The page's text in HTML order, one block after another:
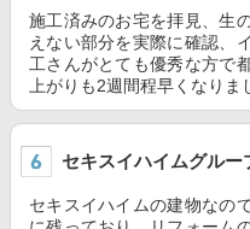
施工済みのお宅を拝見、生
えない部分を実際に確認、
工さんがとても優秀な方で
上がりも2週間程早くなりま
セキスイハイムグルー
セキスイハイムの建物なの